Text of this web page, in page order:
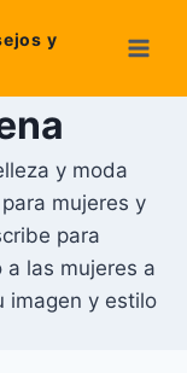
y
y moda
mujeres y
para
a las mujeres a
imagen y estilo